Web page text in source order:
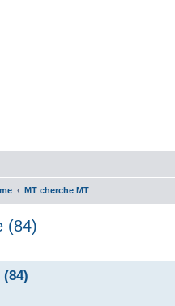
MT cherche MT
(84)